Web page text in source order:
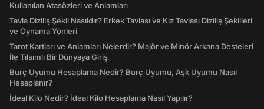
Kullanılan Atasözleri ve Anlamları
Tavla Diziliş Şekli Nasıldır? Erkek Tavlası ve Kız Tavlası Diziliş Şekilleri
ve Oynama Yönleri
Tarot Kartları ve Anlamları Nelerdir? Majör ve Minör Arkana Desteleri
İle Tılsımlı Bir Dünyaya Giriş
Burç Uyumu Hesaplama Nedir? Burç Uyumu, Aşk Uyumu Nasıl
Hesaplanır?
İdeal Kilo Nedir? İdeal Kilo Hesaplama Nasıl Yapılır?